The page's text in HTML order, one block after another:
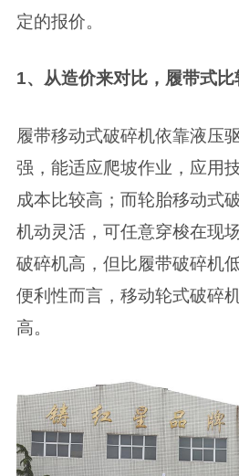
定的报价。
1、从造价来对比，履带式
履带移动式破碎机依靠液压
强，能适应爬坡作业，应用
成本比较高；而轮胎移动式
机动灵活，可任意穿梭在现
破碎机高，但比履带破碎机
便利性而言，移动轮式破碎
高。